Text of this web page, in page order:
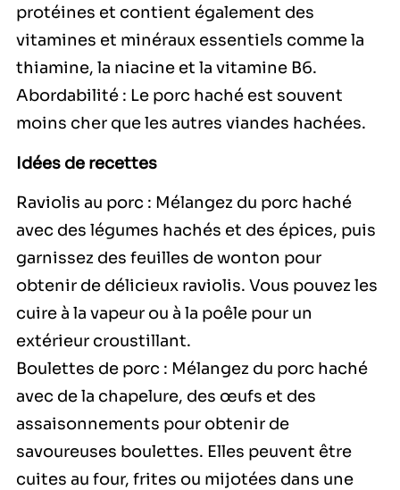
protéines et contient également des
vitamines et minéraux essentiels comme la
thiamine, la niacine et la vitamine B6.
Abordabilité : Le porc haché est souvent
moins cher que les autres viandes hachées.
Idées de recettes
Raviolis au porc : Mélangez du porc haché
avec des légumes hachés et des épices, puis
garnissez des feuilles de wonton pour
obtenir de délicieux raviolis. Vous pouvez les
cuire à la vapeur ou à la poêle pour un
extérieur croustillant.
Boulettes de porc : Mélangez du porc haché
avec de la chapelure, des œufs et des
assaisonnements pour obtenir de
savoureuses boulettes. Elles peuvent être
cuites au four, frites ou mijotées dans une